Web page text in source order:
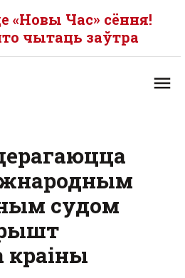
«Новы Час» сёння!
чытаць заўтра
судом
краіны